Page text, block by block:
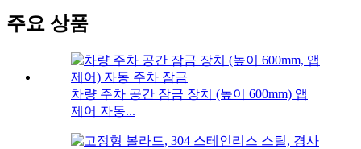
주요 상품
차량 주차 공간 잠금 장치 (높이 600mm) 앱
제어 자동...